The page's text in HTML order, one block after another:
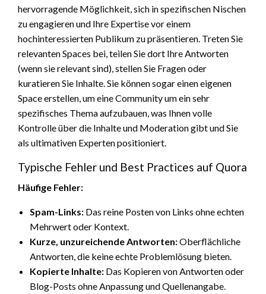
hervorragende Möglichkeit, sich in spezifischen Nischen
zu engagieren und Ihre Expertise vor einem
hochinteressierten Publikum zu präsentieren. Treten Sie
relevanten Spaces bei, teilen Sie dort Ihre Antworten
(wenn sie relevant sind), stellen Sie Fragen oder
kuratieren Sie Inhalte. Sie können sogar einen eigenen
Space erstellen, um eine Community um ein sehr
spezifisches Thema aufzubauen, was Ihnen volle
Kontrolle über die Inhalte und Moderation gibt und Sie
als ultimativen Experten positioniert.
Typische Fehler und Best Practices auf Quora
Häufige Fehler:
Spam-Links: Das reine Posten von Links ohne echten
Mehrwert oder Kontext.
Kurze, unzureichende Antworten:Oberflächliche
Antworten, die keine echte Problemlösung bieten.
Kopierte Inhalte: Das Kopieren von Antworten oder
Blog-Posts ohne Anpassung und Quellenangabe.